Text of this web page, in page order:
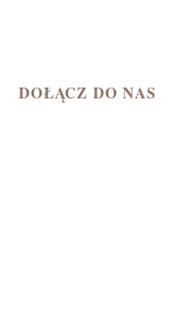
DOŁĄCZ DO NAS